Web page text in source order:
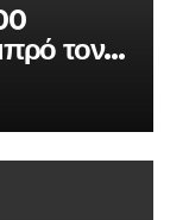
τον